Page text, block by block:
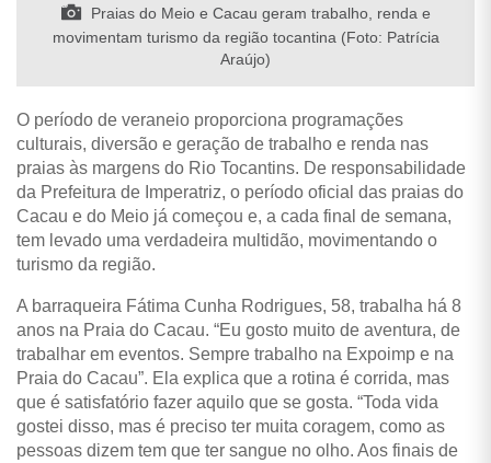
Praias do Meio e Cacau geram trabalho, renda e
movimentam turismo da região tocantina (Foto: Patrícia
Araújo)
O período de veraneio proporciona programações
culturais, diversão e geração de trabalho e renda nas
praias às margens do Rio Tocantins. De responsabilidade
da Prefeitura de Imperatriz, o período oficial das praias do
Cacau e do Meio já começou e, a cada final de semana,
tem levado uma verdadeira multidão, movimentando o
turismo da região.
A barraqueira Fátima Cunha Rodrigues, 58, trabalha há 8
anos na Praia do Cacau. “Eu gosto muito de aventura, de
trabalhar em eventos. Sempre trabalho na Expoimp e na
Praia do Cacau”. Ela explica que a rotina é corrida, mas
que é satisfatório fazer aquilo que se gosta. “Toda vida
gostei disso, mas é preciso ter muita coragem, como as
pessoas dizem tem que ter sangue no olho. Aos finais de